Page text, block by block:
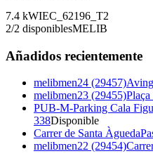
7.4 kWIEC_62196_T2
2/2 disponiblesMELIB
Añadidos recientemente
melibmen24 (29457)
melibmen23 (29455)Plaça
PUB-M-Parking Cala
338Disponible
Carrer de Santa Àgueda
melibmen22 (29454)